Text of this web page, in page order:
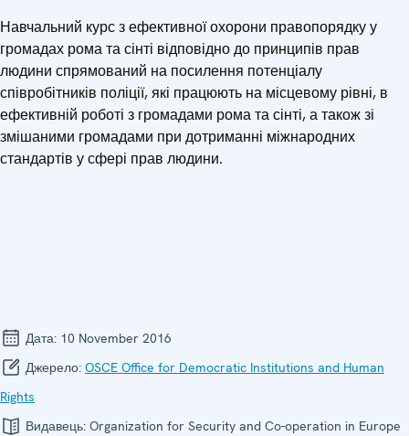
Навчальний курс з ефективної охорони правопорядку у
громадах рома та сінті відповідно до принципів прав
людини спрямований на посилення потенціалу
співробітників поліції, які працюють на місцевому рівні, в
ефективній роботі з громадами рома та сінті, а також зі
змішаними громадами при дотриманні міжнародних
стандартів у сфері прав людини.
Дата: 10 November 2016
Джерело: OSCE Office for Democratic Institutions and Human
Rights
Видавець: Organization for Security and Co-operation in Europe